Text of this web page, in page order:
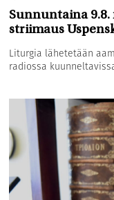
Sunnuntaina
striimaus
Liturgia lähetetään
radiossa